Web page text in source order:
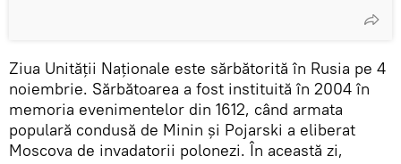
Ziua Unității Naționale este sărbătorită în Rusia pe 4
noiembrie. Sărbătoarea a fost instituită în 2004 în
memoria evenimentelor din 1612, când armata
populară condusă de Minin și Pojarski a eliberat
Moscova de invadatorii polonezi. În această zi,